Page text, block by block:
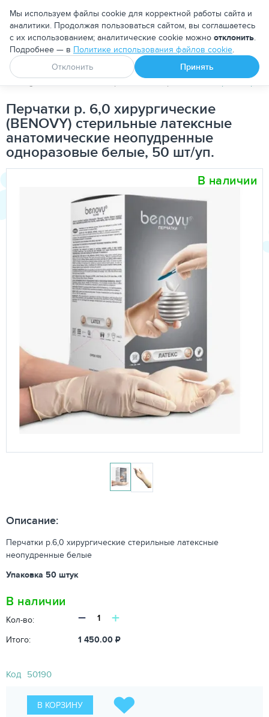
Москва
Апоквел Ветмедин От блох и клещей
PetDog Расходные материалы Перчатки Перчатки р.
Перчатки р. 6,0 хирургические
(BENOVY) стерильные латексные
анатомические неопудренные
одноразовые белые, 50 шт/уп.
В наличии
Описание:
Перчатки р.6,0 хирургические стерильные латексные
неопудренные белые
Упаковка 50 штук
В наличии
Кол-во: − +
Итого: 1 450.00 ₽
Код 50190
В КОРЗИНУ
Мы используем файлы cookie для корректной работы сайта и
аналитики. Продолжая пользоваться сайтом, вы соглашаетесь
с их использованием; аналитические cookie можно отклонить.
Подробнее — в Политике использования файлов cookie.
Отклонить
Принять